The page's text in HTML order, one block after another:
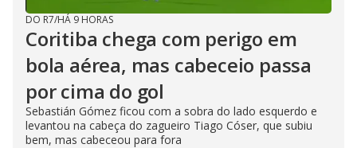
DO R7/HÁ 9 HORAS
Coritiba chega com perigo em
bola aérea, mas cabeceio passa
por cima do gol
Sebastián Gómez ficou com a sobra do lado esquerdo e
levantou na cabeça do zagueiro Tiago Cóser, que subiu
bem, mas cabeceou para fora